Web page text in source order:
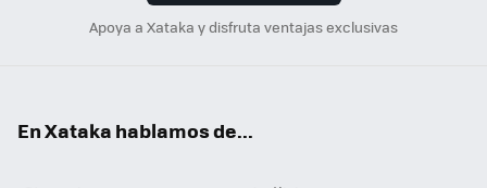
Apoya a Xataka y disfruta ventajas exclusivas
En Xataka hablamos de...